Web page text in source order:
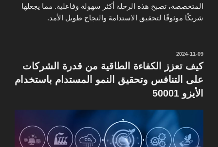
المتخصصة، تصبح هذه الرحلة أكثر سهولة وفاعلية. مما يجعلها
شريكًا موثوقًا لتحقيق الاستدامة والنجاح طويل الأمد.
نُشر
في
2024-11-09
كيف تعزز الكفاءة الطاقية من قدرة الشركات
على التنافس وتحقيق النمو المستدام باستخدام
الأيزو 50001